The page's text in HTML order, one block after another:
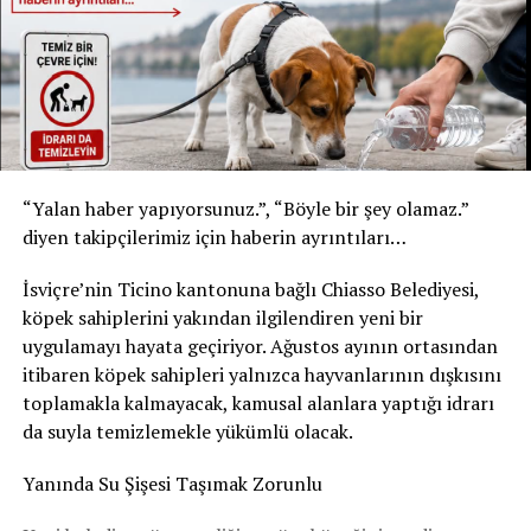
* Şişe: 200 ml
* Son tüketim tarihi: 31 Temmuz 2027
* Kızılay Elma Aromalı Gazlı İçecek
* Şişe: 200 ml
* Son tüketim tarihi: 20 Şubat 2027
ürünlerin geri çağırma kapsamında olduğunu belirtti.
Akar Swiss AG, tüketicilerden belirtilen ürünleri
kesinlikle tüketmemelerini istedi. Geri çağırma
kapsamındaki içecekler, satın alma fişi ibraz edilmeden
satın alındıkları market veya satış noktasına teslim
edilebilecek. Ürün bedeli tüketicilere tam olarak iade
“Yalan haber yapıyorsunuz.”, “Böyle bir şey olamaz.”
diyen takipçilerimiz için haberin ayrıntıları…
İsviçre’nin Ticino kantonuna bağlı Chiasso Belediyesi,
köpek sahiplerini yakından ilgilendiren yeni bir
uygulamayı hayata geçiriyor. Ağustos ayının ortasından
itibaren köpek sahipleri yalnızca hayvanlarının dışkısını
toplamakla kalmayacak, kamusal alanlara yaptığı idrarı
da suyla temizlemekle yükümlü olacak.
Yanında Su Şişesi Taşımak Zorunlu